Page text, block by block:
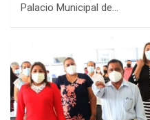
Palacio Municipal de…